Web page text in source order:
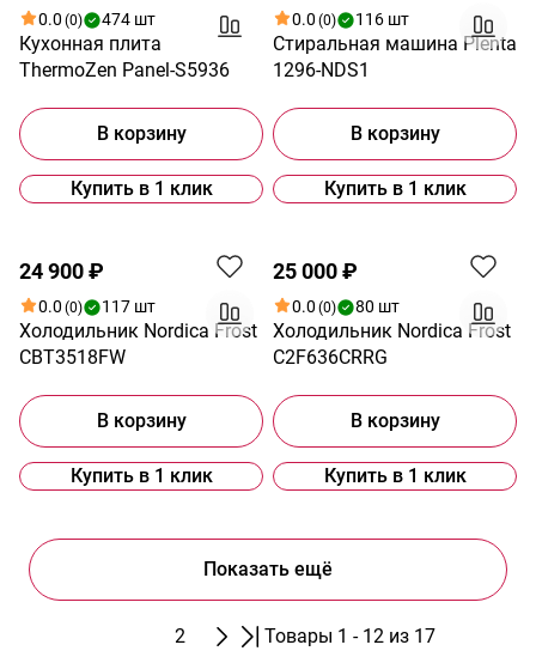
0.0 (0) 474 шт
Кухонная плита
ThermoZen Panel-S5936
В корзину
Купить в 1 клик
0.0 (0) 116 шт
Стиральная машина Plenta
1296-NDS1
В корзину
Купить в 1 клик
Распродажа
24 900 ₽
0.0 (0) 117 шт
Холодильник Nordica Frost
CBT3518FW
В корзину
Купить в 1 клик
25 000 ₽
0.0 (0) 80 шт
Холодильник Nordica Frost
C2F636CRRG
В корзину
Купить в 1 клик
Показать ещё
2 Товары 1 - 12 из 17